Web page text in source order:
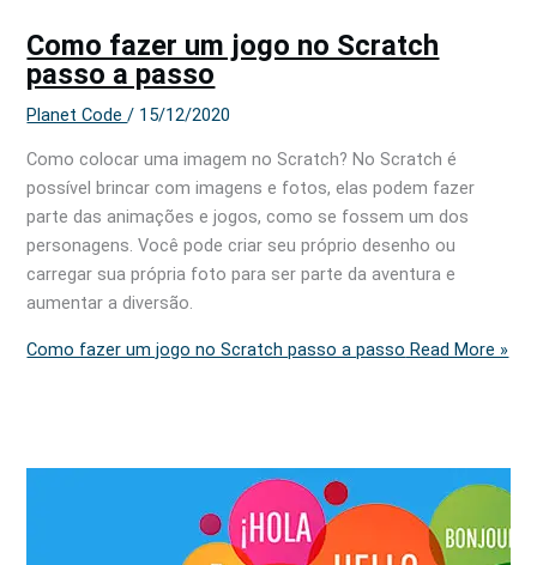
Como fazer um jogo no Scratch
passo a passo
Planet Code/ 15/12/2020
Como colocar uma imagem no Scratch? No Scratch é
possível brincar com imagens e fotos, elas podem fazer
parte das animações e jogos, como se fossem um dos
personagens. Você pode criar seu próprio desenho ou
carregar sua própria foto para ser parte da aventura e
aumentar a diversão.
Como fazer um jogo no Scratch passo a passo Read More »